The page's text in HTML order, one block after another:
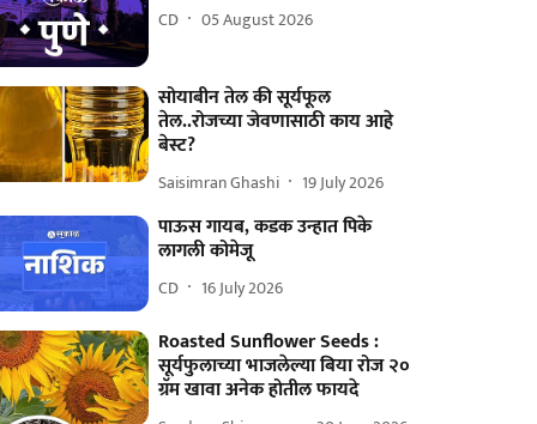
CD 05 August 2026
सोयाबीन तेल की सूर्यफूल
तेल..रोजच्या जेवणासाठी काय आहे
बेस्ट?
Saisimran Ghashi 19 July 2026
पाऊस गायब, कडक उन्हात पिके
लागली कोमेजू
CD 16 July 2026
Roasted Sunflower Seeds :
सूर्यफुलाच्या भाजलेल्या बिया रोज २०
ग्रॅम खावा अनेक होतील फायदे